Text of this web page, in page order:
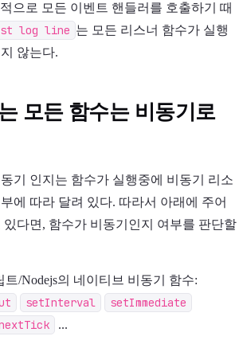
으로 모든 이벤트 핸들러를 호출하기 때
log line 는 모든 리스너 함수가 실행
않는다.
모든 함수는 비동기로
기 인지는 함수가 실행중에 비동기 리소
에 따라 달려 있다. 따라서 아래에 주어
다면, 함수가 비동기인지 여부를 판단할
트/Nodejs의 네이티브 비동기 함수:
setInterval
setImmediate
...